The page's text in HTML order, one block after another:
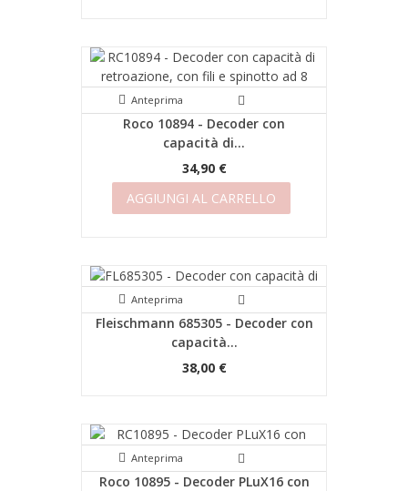
Anteprima
Roco 10894 - Decoder con
capacità di...
34,90 €
AGGIUNGI AL CARRELLO
Anteprima
Fleischmann 685305 - Decoder con
capacità...
38,00 €
Anteprima
Roco 10895 - Decoder PLuX16 con